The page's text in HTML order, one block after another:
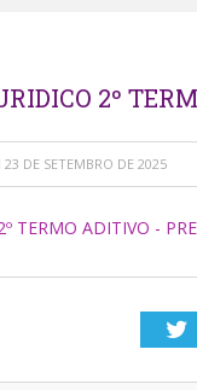
2º
23 DE SETEMBRO DE 2025
TERMO ADITIVO -